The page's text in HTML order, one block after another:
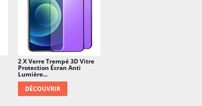
2 X Verre Trempé 3D Vitre
Protection Écran Anti
Lumière...
DÉCOUVRIR